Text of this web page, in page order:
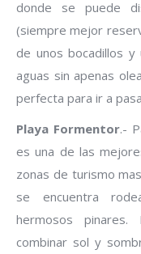
donde se puede
(siempre mejor
de unos bocadillos
aguas sin apenas
perfecta para ir a
Playa Formentor.-
es una de las
zonas de turismo
se encuentra
hermosos
combinar sol y